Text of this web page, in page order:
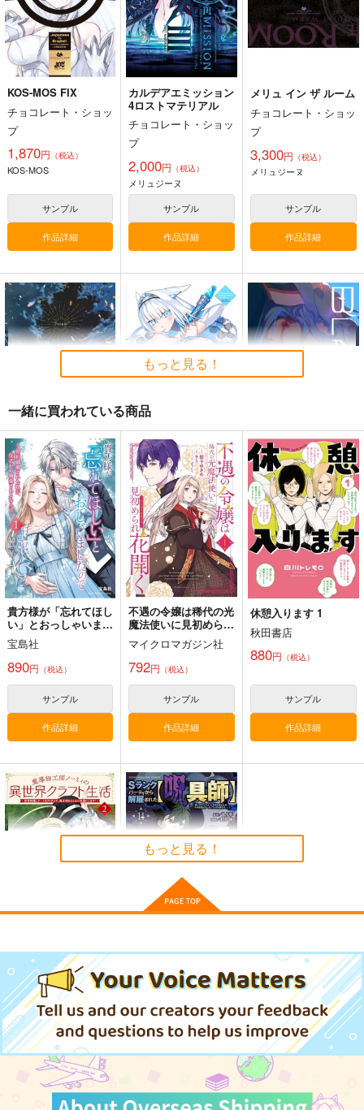
アズールレーン
ロドニー
指揮官
ピュリファイアー
サンプル
カート
KOS-MOS FIX
チョコレート・ショッ
プ
1,870円 （税込）
KOS-MOS
サンプル
作品詳細
カルデアエミッション
4ロストマテリアル
チョコレート・ショッ
プ
2,000円 （税込）
メリュジーヌ
サンプル
作品詳細
メリュ イン ザ ルーム
チョコレート・ショッ
プ
3,300円 （税込）
メリュジーヌ
サンプル
作品詳細
”Forger”
コウドコロ
944円（税込）
ロイド×ヨル
サンプル
作品詳細
ニキチッチさんのほん
２
ろび～な go round
1,100円（税込）
ドブルイニャ・ニキチッ
チ
サンプル
作品詳細
BLADE
Owen
787円（税込）
斎藤一
作品詳細
宇宙戦艦ヤマト2205
妄想篇
（税込）
Rice 2
夜明食堂
787円（税込）
サンプル
G.G.W
935円（税込）
もっと見る！
一緒に買われている商品
貴方様が「忘れてほし
い」とおっしゃいまし
たので 婚約破棄され
た私が、従者から溺愛
されるなんて 1
宝島社
890円 （税込）
サンプル
作品詳細
不遇の令嬢は稀代の光
魔法使いに見初められ
花開く 咲き誇る純愛
の花 1
マイクロマガジン社
792円 （税込）
サンプル
作品詳細
休憩入ります 1
秋田書店
880円 （税込）
サンプル
作品詳細
異世界クラフト生
活 前世知識とチート
なアイテムで、魔王城
をどんどん快適にしま
す! 2
KADOKAWA
858円（税込）
サンプル
作品詳細
解雇された〈呪具
師〉 『呪いのアイテ
ム』しか作れません
ィファクト級な
り……! 14
講談社
サンプル
作品詳細
もっと見る！